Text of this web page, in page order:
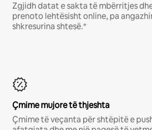
Zgjidh datat e sakta të mbërritjes
prenoto lehtësisht online, pa
shkresurina shtesë.*
Çmime mujore të thjeshta
Çmime të veçanta për shtëpitë e